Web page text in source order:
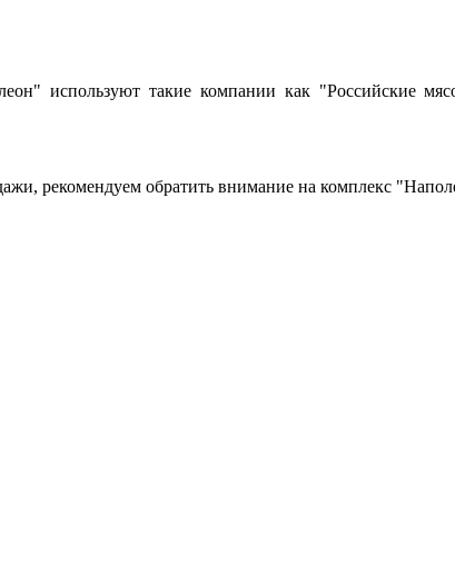
используют такие компании как "Российские
рекомендуем обратить внимание на комплекс